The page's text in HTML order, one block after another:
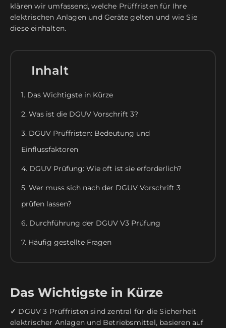
klären wir umfassend, welche Prüffristen für Ihre
elektrischen Anlagen und Geräte gelten und wie Sie
diese einhalten.
Inhalt
1. Das Wichtigste in Kürze
2. Was ist die DGUV Vorschrift 3?
3. DGUV Prüffristen: Bedeutung und
Einflussfaktoren
4. DGUV Prüfung: Wie oft ist sie erforderlich?
5. Wer muss sich nach der DGUV Vorschrift 3
prüfen lassen?
6. Durchführung der DGUV V3 Prüfung
7. Häufig gestellte Fragen
Das Wichtigste in Kürze
✓ DGUV 3 Prüffristen sind zentral für die Sicherheit
elektrischer Anlagen und Betriebsmittel, basieren auf